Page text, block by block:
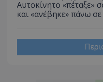
Αυτοκίνητο «πέταξε»
και «ανέβηκε» πάνω